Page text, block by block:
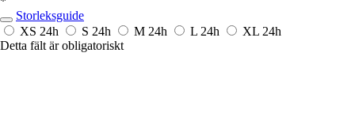
Storleksguide
XS 24h S 24h M 24h L 24h XL 24h
Detta fält är obligatoriskt